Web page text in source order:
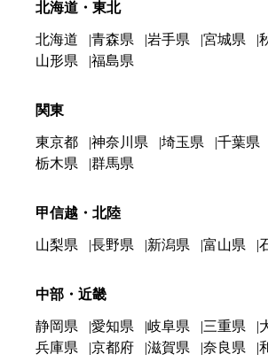
北海道・東北
北海道 青森県 岩手県 宮城県
山形県
福島県
関東
東京都 神奈川県 埼玉県 千葉県
栃木県
群馬県
甲信越・北陸
山梨県 長野県 新潟県 富山県
中部・近畿
静岡県 愛知県 岐阜県 三重県
兵庫県
京都府 滋賀県 奈良県